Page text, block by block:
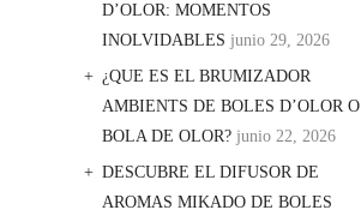
D’OLOR: MOMENTOS
INOLVIDABLES junio 29, 2026
¿QUE ES EL BRUMIZADOR
AMBIENTS DE BOLES D’OLOR O
BOLA DE OLOR? junio 22, 2026
DESCUBRE EL DIFUSOR DE
AROMAS MIKADO DE BOLES